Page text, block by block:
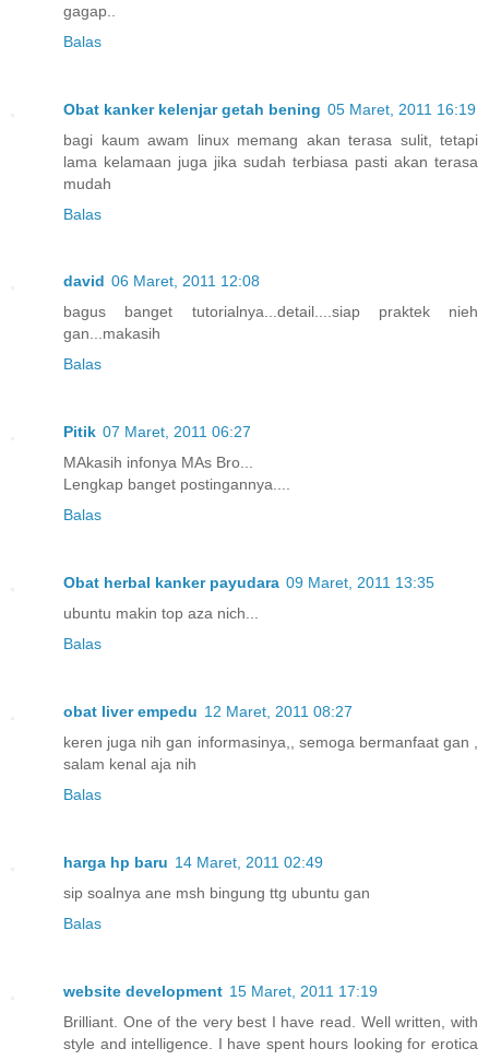
gagap..
Balas
Obat kanker kelenjar getah bening 05 Maret, 2011 16:19
bagi kaum awam linux memang akan terasa sulit, tetapi
lama kelamaan juga jika sudah terbiasa pasti akan terasa
mudah
Balas
david 06 Maret, 2011 12:08
bagus banget tutorialnya...detail....siap praktek nieh
gan...makasih
Balas
Pitik 07 Maret, 2011 06:27
MAkasih infonya MAs Bro...
Lengkap banget postingannya....
Balas
Obat herbal kanker payudara 09 Maret, 2011 13:35
ubuntu makin top aza nich...
Balas
obat liver empedu 12 Maret, 2011 08:27
keren juga nih gan informasinya,, semoga bermanfaat gan ,
salam kenal aja nih
Balas
harga hp baru 14 Maret, 2011 02:49
sip soalnya ane msh bingung ttg ubuntu gan
Balas
website development 15 Maret, 2011 17:19
Brilliant. One of the very best I have read. Well written, with
style and intelligence. I have spent hours looking for erotica